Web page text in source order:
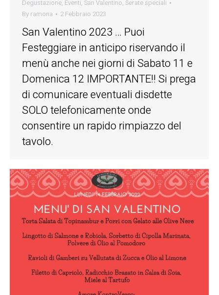
Degustazione, Eventi, San Valentino, Serate speciali
By ramona 2 Febbraio 2023
San Valentino 2023 … Puoi
Festeggiare in anticipo riservando il
menù anche nei giorni di Sabato 11 e
Domenica 12 IMPORTANTE!! Si prega
di comunicare eventuali disdette
SOLO telefonicamente onde
consentire un rapido rimpiazzo del
tavolo.